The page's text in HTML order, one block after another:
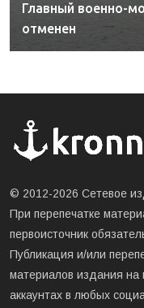
Главный военно-
отменен
© 2012-2026 Сетевое
При перепечатке
первоисточник
Публикация и/или
материалов издания на
аккаунтах в любых